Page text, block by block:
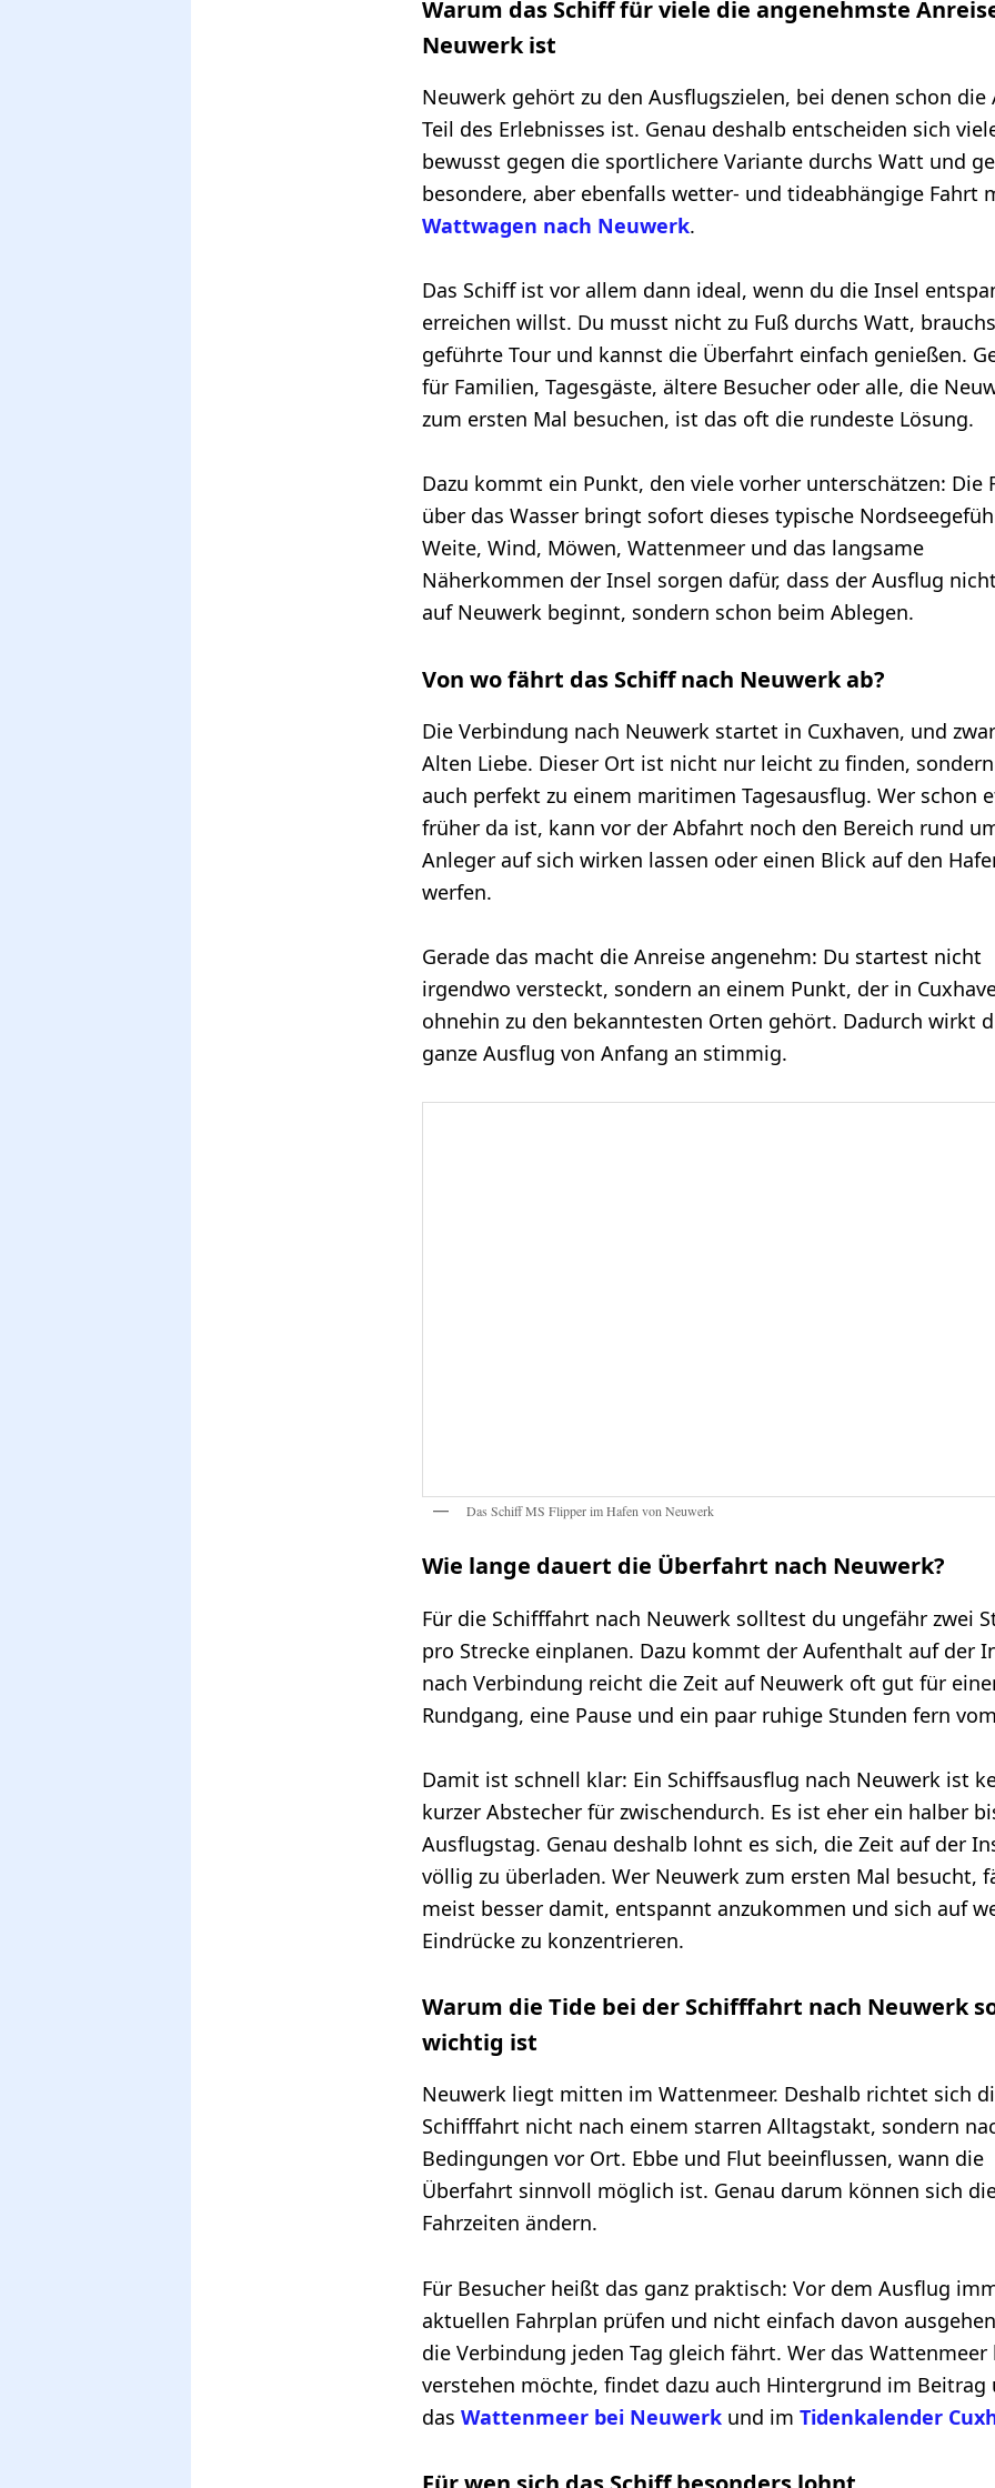
Warum das Schiff für viele die angenehmste
Neuwerk ist
Neuwerk gehört zu den Ausflugszielen, bei denen schon die
Teil des Erlebnisses ist. Genau deshalb entscheiden sich
bewusst gegen die sportlichere Variante durchs Watt und
besondere, aber ebenfalls wetter- und tideabhängige Fahrt
Wattwagen nach Neuwerk.
Das Schiff ist vor allem dann ideal, wenn du die Insel
erreichen willst. Du musst nicht zu Fuß durchs Watt,
geführte Tour und kannst die Überfahrt einfach genießen.
für Familien, Tagesgäste, ältere Besucher oder alle, die
zum ersten Mal besuchen, ist das oft die rundeste Lösung.
Dazu kommt ein Punkt, den viele vorher unterschätzen: Die
über das Wasser bringt sofort dieses typische
Weite, Wind, Möwen, Wattenmeer und das langsame
Näherkommen der Insel sorgen dafür, dass der Ausflug
auf Neuwerk beginnt, sondern schon beim Ablegen.
Von wo fährt das Schiff nach Neuwerk ab?
Die Verbindung nach Neuwerk startet in Cuxhaven, und
Alten Liebe. Dieser Ort ist nicht nur leicht zu finden,
auch perfekt zu einem maritimen Tagesausflug. Wer schon
früher da ist, kann vor der Abfahrt noch den Bereich rund
Anleger auf sich wirken lassen oder einen Blick auf den
werfen.
Gerade das macht die Anreise angenehm: Du startest nicht
irgendwo versteckt, sondern an einem Punkt, der in
ohnehin zu den bekanntesten Orten gehört. Dadurch wirkt
ganze Ausflug von Anfang an stimmig.
Das Schiff MS Flipper im Hafen von Neuwerk
Wie lange dauert die Überfahrt nach Neuwerk?
Für die Schifffahrt nach Neuwerk solltest du ungefähr zwei
pro Strecke einplanen. Dazu kommt der Aufenthalt auf der
nach Verbindung reicht die Zeit auf Neuwerk oft gut für
Rundgang, eine Pause und ein paar ruhige Stunden fern
Damit ist schnell klar: Ein Schiffsausflug nach Neuwerk ist
kurzer Abstecher für zwischendurch. Es ist eher ein halber
Ausflugstag. Genau deshalb lohnt es sich, die Zeit auf der
völlig zu überladen. Wer Neuwerk zum ersten Mal besucht,
meist besser damit, entspannt anzukommen und sich auf
Eindrücke zu konzentrieren.
Warum die Tide bei der Schifffahrt nach Neuwerk
wichtig ist
Neuwerk liegt mitten im Wattenmeer. Deshalb richtet sich
Schifffahrt nicht nach einem starren Alltagstakt, sondern
Bedingungen vor Ort. Ebbe und Flut beeinflussen, wann die
Überfahrt sinnvoll möglich ist. Genau darum können sich
Fahrzeiten ändern.
Für Besucher heißt das ganz praktisch: Vor dem Ausflug
aktuellen Fahrplan prüfen und nicht einfach davon
die Verbindung jeden Tag gleich fährt. Wer das Wattenmeer
verstehen möchte, findet dazu auch Hintergrund im Beitrag
das Wattenmeer bei Neuwerkund im Tidenkalender